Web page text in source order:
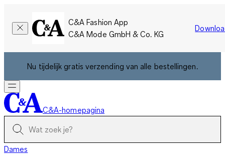
C&A Fashion App
C&A Mode GmbH & Co. KG
Nu tijdelijk gratis verzending van alle bestellingen.
C&A-homepagina
Dames